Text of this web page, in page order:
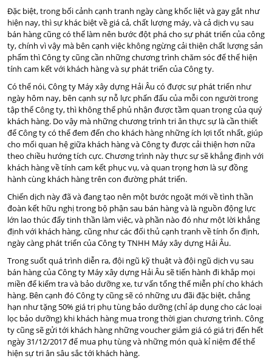
Đặc biệt, trong bối cảnh cạnh tranh ngày càng khốc liệt và gay gắt như
hiện nay, thì sự khác biệt về giá cả, chất lượng máy, và cả dịch vụ sau
bán hàng cũng có thể làm nên bước đột phá cho sự phát triển của công
ty, chính vì vậy mà bên cạnh việc không ngừng cải thiện chất lượng sản
phẩm thì Công ty cũng cần những chương trình chăm sóc để thể hiện
tính cam kết với khách hàng và sự phát triển của Công ty.
Có thể nói, Công ty Máy xây dựng Hải Âu có được sự phát triển như
ngày hôm nay, bên cạnh sự nỗ lực phấn đấu của mỗi con người trong
tập thể Công ty, thì không thể phủ nhận được tầm quan trọng của quý
khách hàng. Do vậy mà những chương trình tri ân thực sự là cần thiết
để Công ty có thể đem đến cho khách hàng những ích lợi tốt nhất, giúp
cho mối quan hệ giữa khách hàng và Công ty được cải thiện hơn nữa
theo chiều hướng tích cực. Chương trình này thực sự sẽ khẳng định với
khách hàng về tính cam kết phục vụ, và quan trọng hơn là sự đồng
hành cùng khách hàng trên con đường phát triển.
Chiến dịch này đã và đang tạo nên một bước ngoặt mới về tình thần
đoàn kết hữu nghị trong bộ phận sau bán hàng và là nguồn động lực
lớn lao thúc đẩy tinh thần làm việc, và phần nào đó như một lời khẳng
định với khách hàng, cũng như các đối thủ cạnh tranh về tính ổn định,
ngày càng phát triển của Công ty TNHH Máy xây dựng Hải Âu.
Trong suốt quá trình diễn ra, đội ngũ kỹ thuật và đội ngũ dịch vụ sau
bán hàng của Công ty Máy xây dựng Hải Âu sẽ tiến hành đi khắp mọi
miền để kiểm tra và bảo dưỡng xe, tư vấn tổng thể miễn phí cho khách
hàng. Bên cạnh đó Công ty cũng sẽ có những ưu đãi đặc biệt, chẳng
hạn như tặng 50% giá trị phụ tùng bảo dưỡng (chỉ áp dụng cho các loại
lọc bảo dưỡng) khi khách hàng mua trong thời gian chương trình. Công
ty cũng sẽ gửi tới khách hàng những voucher giảm giá có giá trị đến hết
ngày 31/12/2017 để mua phụ tùng và những món quà kỉ niệm để thể
hiện sự tri ân sâu sắc tới khách hàng.